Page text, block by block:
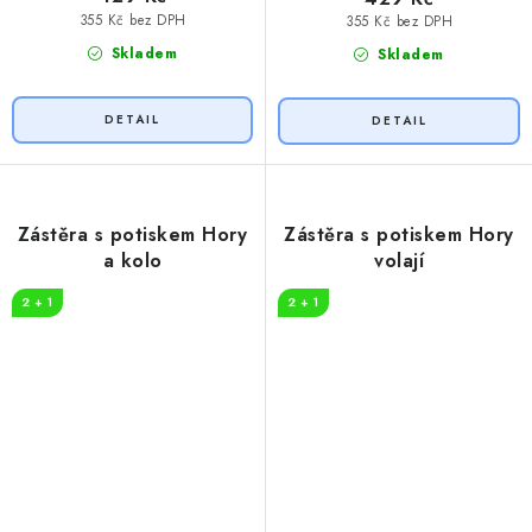
Skladem
355 Kč bez DPH
Skladem
355 Kč bez DPH
Zástěra s potiskem Hory
a kolo
2 + 1
Zástěra s potiskem Hory
volají
2 + 1